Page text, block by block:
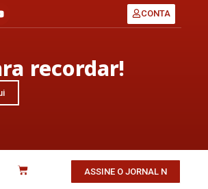
CONTA
recordar!
ASSINE O JORNAL N